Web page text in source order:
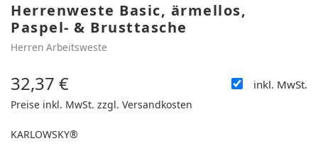
Herrenweste Basic, ärmellos,
Paspel- & Brusttasche
Herren Arbeitsweste
Regulärer Preis:
32,37 € inkl. MwSt.
Preise inkl. MwSt. zzgl. Versandkosten
KARLOWSKY®